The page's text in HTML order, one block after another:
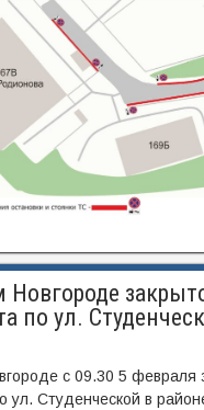
по ул.
с 09.30 5 февраля
ул. Студенческой в